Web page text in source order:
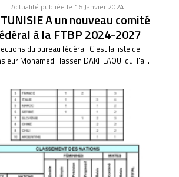
Actualité publiée le 16 Janvier 2024
A un nouveau comité
à la FTBP 2024-2027
du bureau fédéral. C'est la liste de
Mohamed Hassen DAKHLAOUI qui l'a...